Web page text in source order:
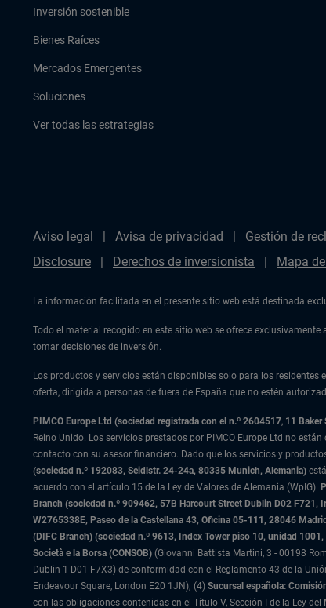
Inversión sostenible
Bienes Raíces
Mercados Emergentes
Soluciones
Ver todas las estrategias
Aviso legal Avisa de privacidad Gestión de
Disclosure
Derechos de inversionista Mapa
La información facilitada en el presente sitio web está destinada
Todo el material recogido en este sitio web se ofrece
tomar decisiones de inversión.
Los productos y servicios están disponibles solo para los
oferta, dirigida a personas de fuera de España que no estén
PIMCO Europe Ltd (sociedad registrada con el n.º 2604517, 11 Baker
Reino Unido. Los servicios prestados por PIMCO Europe Ltd no
contacto con su asesor financiero. Dado que los servicios y
(sociedad n.º 192083, Seidlstr. 24-24a, 80335 Munich, Alemania)
acuerdo con el artículo 15 de la Ley de Valores de Alemania (WpIG).
Branch (sociedad n.º 909462, 57B Harcourt Street Dublin D02 F721,
W2765338E, Paseo de la Castellana 43, Oficina 05-111, 28046
(DIFC Branch) (sociedad n.º 9613, Index Tower piso 10, unidad
Società e la Borsa (CONSOB) (Giovanni Battista Martini, 3 - 00198
Dublin 1 D01 F7X3) de conformidad con el Reglamento 43 de la
Endeavour Square, London E20 1JN); (4) Sucursal española:
con las obligaciones contenidas en el Título V, Sección I de la Ley